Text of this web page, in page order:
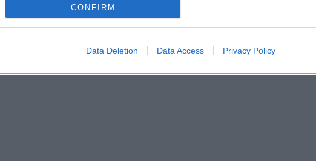
CONFIRM
Data Deletion Data Access Privacy Policy